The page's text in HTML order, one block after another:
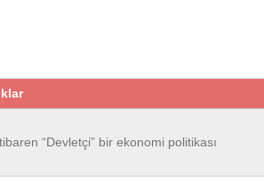
“Devletçi” bir ekonomi politikası